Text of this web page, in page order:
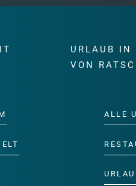
URLAUB IN
VON
ALLE